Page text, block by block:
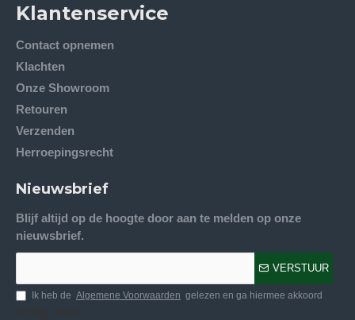
Klantenservice
Contact opnemen
Klachten
Onze Showroom
Retouren
Verzenden
Herroepingsrecht
Nieuwsbrief
Blijf altijd op de hoogte door aan te melden op onze
nieuwsbrief.
VERSTUUR
Ik heb de Algemene Voorwaarden gelezen en ga hiermee akkoord